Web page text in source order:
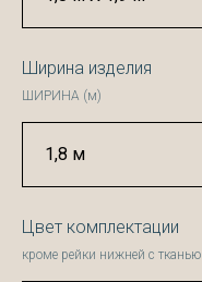
Ширина изделия
ШИРИНА (м)
Цвет комплектации
кроме рейки нижней с тканью